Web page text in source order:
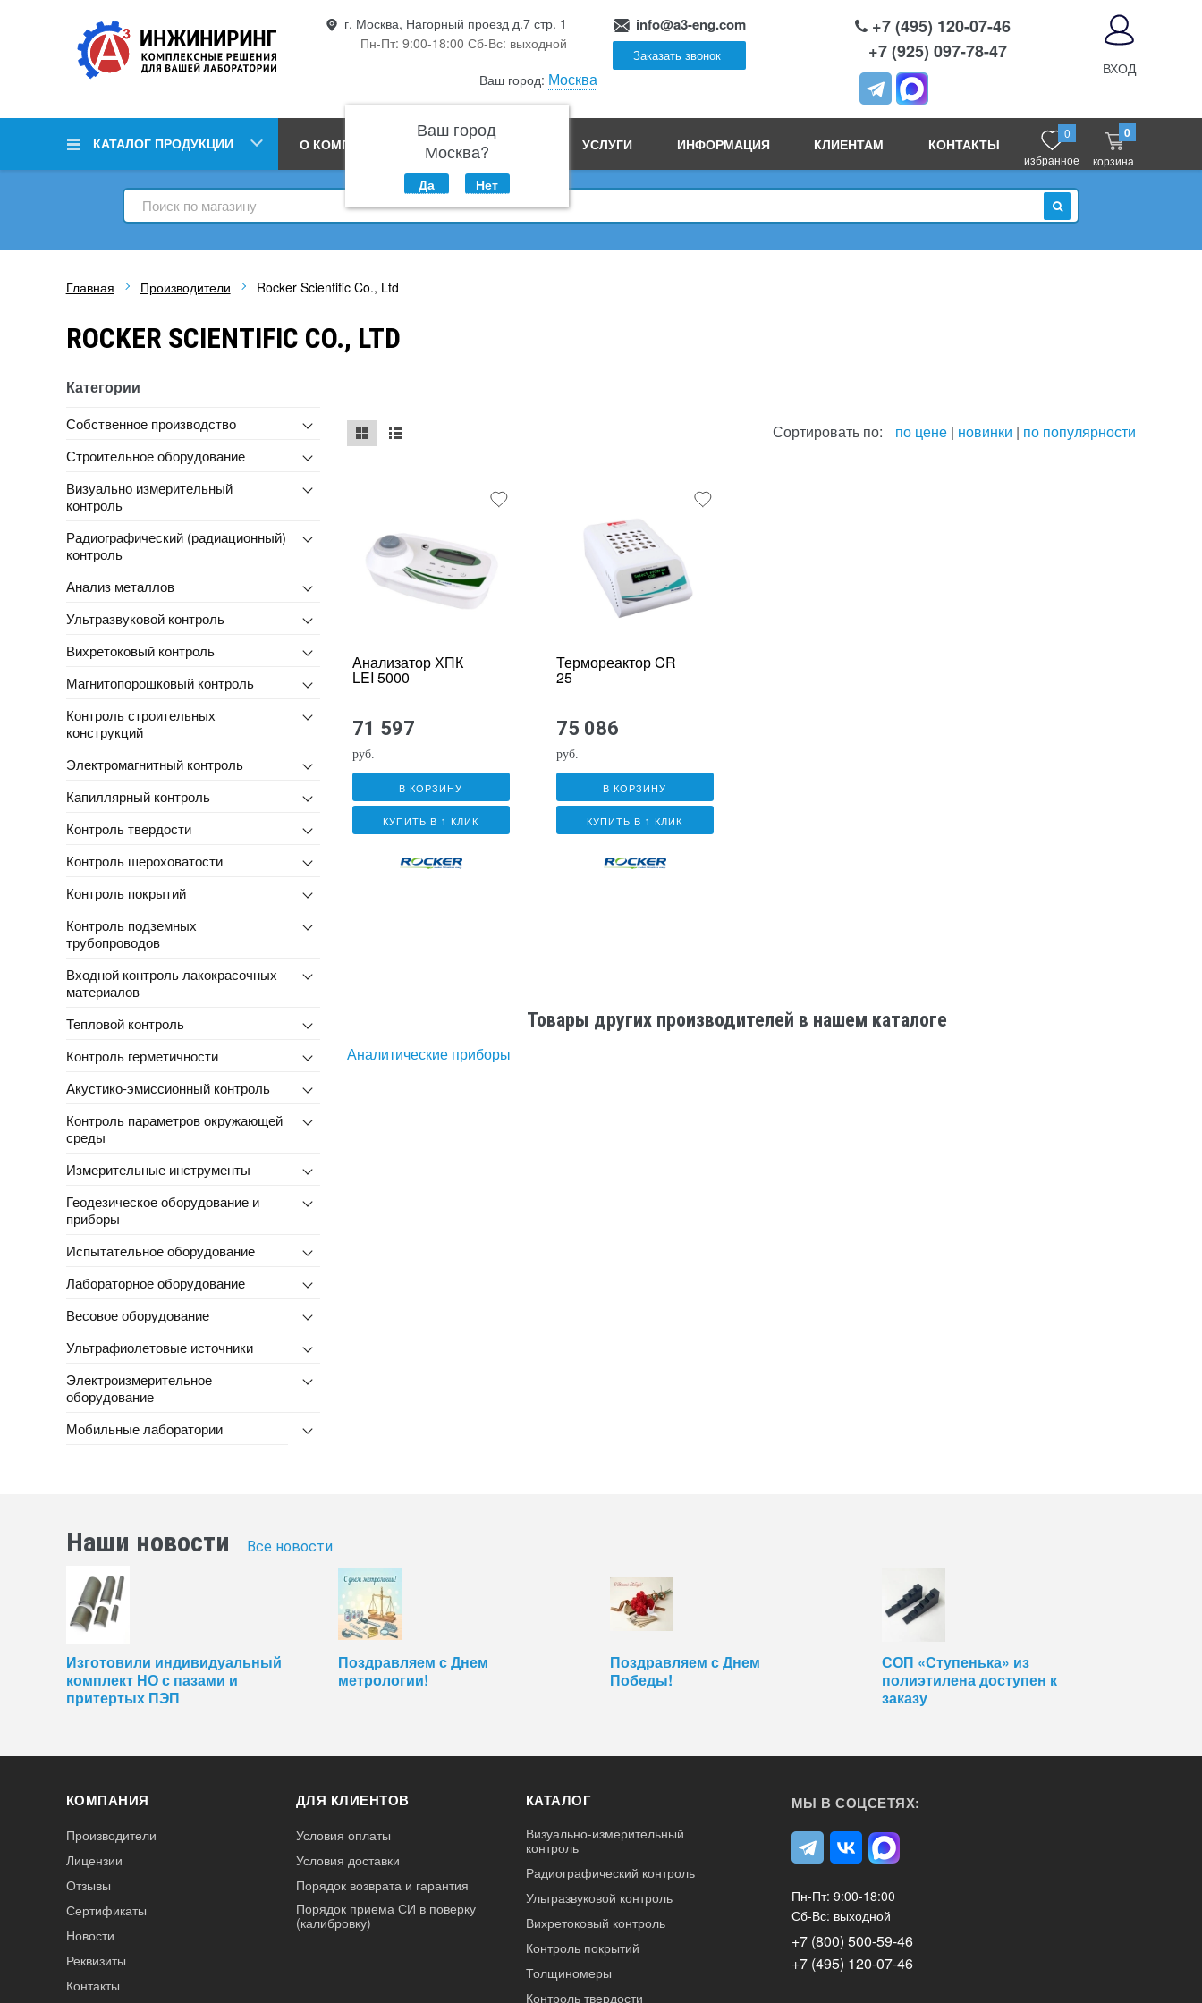
г. Москва, Нагорный проезд д.7 стр. 1
Пн-Пт: 9:00-18:00 Сб-Вс: выходной
Ваш город: Москва
Ваш город
Москва?
Да Нет
info@a3-eng.com
Заказать звонок
+7 (495) 120-07-46
+7 (925) 097-78-47
ВХОД
КАТАЛОГ ПРОДУКЦИИ О КОМПАНИИ ПРОИЗВОДСТВО УСЛУГИ ИНФОРМАЦИЯ КЛИЕНТАМ КОНТАКТЫ
0
избранное
0
корзина
ИСКАТЬ
Главная Производители Rocker Scientific Co., Ltd
ROCKER SCIENTIFIC CO., LTD
Категории
Собственное производство
Строительное оборудование
Визуально измерительный
контроль
Радиографический (радиационный)
контроль
Анализ металлов
Ультразвуковой контроль
Вихретоковый контроль
Магнитопорошковый контроль
Контроль строительных
конструкций
Электромагнитный контроль
Капиллярный контроль
Контроль твердости
Контроль шероховатости
Контроль покрытий
Контроль подземных
трубопроводов
Входной контроль лакокрасочных
материалов
Тепловой контроль
Контроль герметичности
Акустико-эмиссионный контроль
Контроль параметров окружающей
среды
Измерительные инструменты
Геодезическое оборудование и
приборы
Испытательное оборудование
Лабораторное оборудование
Весовое оборудование
Ультрафиолетовые источники
Электроизмерительное
оборудование
Мобильные лаборатории
Сортировать по: по цене | новинки | по популярности
Анализатор ХПК
LEI 5000
71 597
руб.
В КОРЗИНУ
КУПИТЬ В 1 КЛИК
Термореактор CR
25
75 086
руб.
В КОРЗИНУ
КУПИТЬ В 1 КЛИК
Товары других производителей в нашем каталоге
Аналитические приборы
Наши новости Все новости
Изготовили индивидуальный
комплект НО с пазами и
притертых ПЭП
Поздравляем с Днем
метрологии!
Поздравляем с Днем
Победы!
СОП «Ступенька» из
полиэтилена доступен к
заказу
КОМПАНИЯ
Производители
Лицензии
Отзывы
Сертификаты
Новости
Реквизиты
Контакты
ДЛЯ КЛИЕНТОВ
Условия оплаты
Условия доставки
Порядок возврата и гарантия
Порядок приема СИ в поверку
(калибровку)
КАТАЛОГ
Визуально-измерительный
контроль
Радиографический контроль
Ультразвуковой контроль
Вихретоковый контроль
Контроль покрытий
Толщиномеры
Контроль твердости
МЫ В СОЦСЕТЯХ:
Пн-Пт: 9:00-18:00
Сб-Вс: выходной
+7 (800) 500-59-46
+7 (495) 120-07-46